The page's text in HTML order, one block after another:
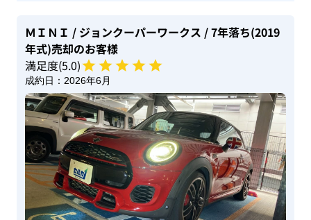
ＭＩＮＩ / ジョンクーパーワークス / 7年落ち(2019
年式)売却のお客様
満足度(5.0)
成約日： 2026年6月